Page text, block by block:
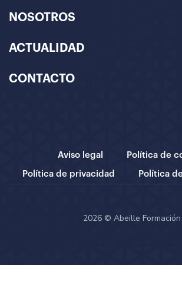
NOSOTROS
ACTUALIDAD
CONTACTO
Aviso legal Política de
Política de privacidad Política
2026 © Abeille Formación